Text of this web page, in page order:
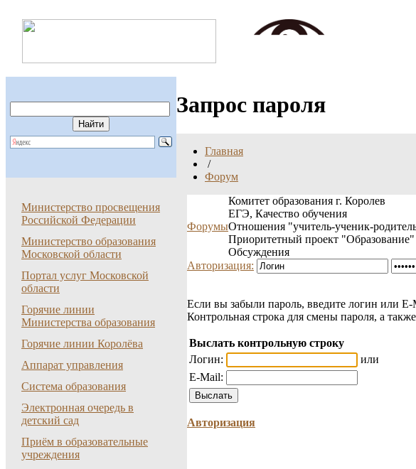
Запрос пароля
Главная
/
Форум
Министерство просвещения
Российской Федерации
Министерство образования
Московской области
Портал услуг Московской
области
Горячие линии
Министерства образования
Горячие линии Королёва
Аппарат управления
Система образования
Электронная очередь в
детский сад
Приём в образовательные
учреждения
Форумы
Комитет образования г. Королев
ЕГЭ, Качество обучения
Отношения "учитель-ученик-
Приоритетный проект "Образование"
Обсуждения
Авторизация:
Если вы забыли пароль, введите логин или E-
Контрольная строка для смены пароля, а
Выслать контрольную строку
Логин:
или
E-Mail:
Авторизация